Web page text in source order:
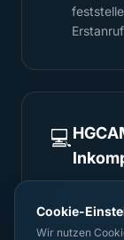
💻
aber die
Update
Cookie-
Wir nutzen